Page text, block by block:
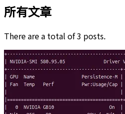
所有文章
There are a total of 3 posts.